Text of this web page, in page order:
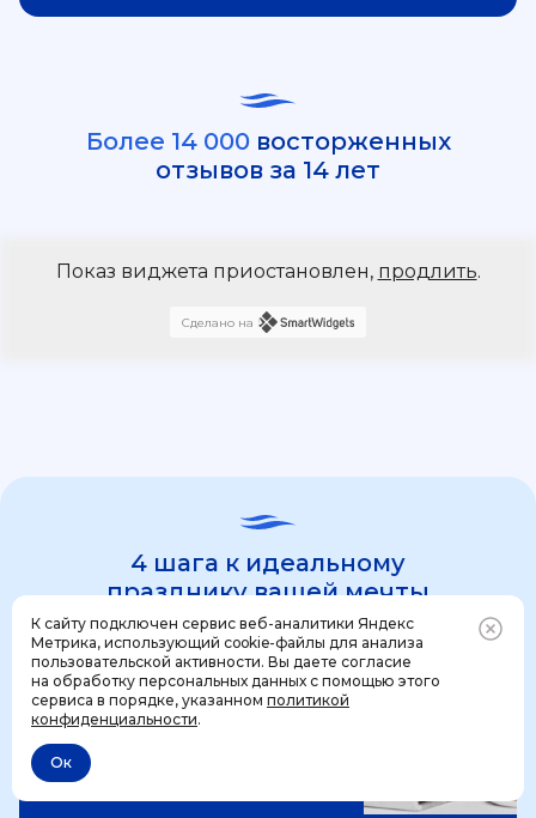
Позвонить+7 (499) 444-31-53
К сайту подключен сервис веб-аналитики Яндекс
Метрика, использующий cookie-файлы для анализа
пользовательской активности. Вы даете согласие
на обработку персональных данных с помощью этого
сервиса в порядке, указанном политикой
конфиденциальности.
Ок
Более 14 000восторженных
отзывов за 14 лет
Показ виджета приостановлен, продлить.
Сделано на
4 шага к идеальному
празднику вашей мечты
1 шаг